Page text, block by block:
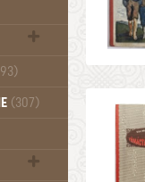
(307)